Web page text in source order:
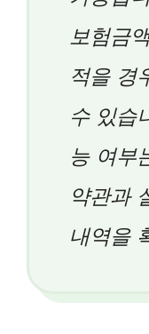
보험금
적을 경
수 있습
능 여부
약관과
내역을